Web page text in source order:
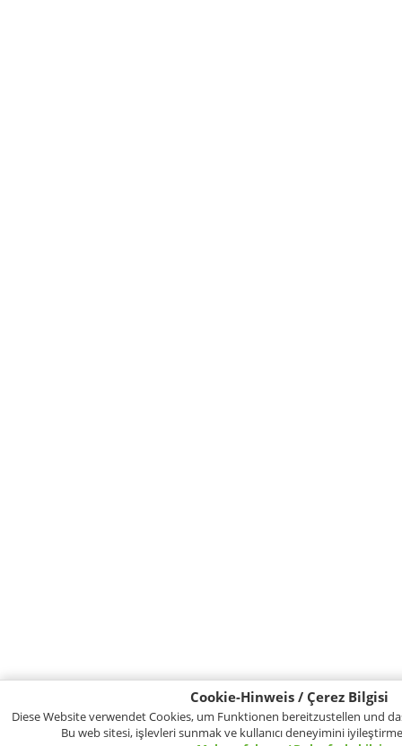
Cookie-Hinweis / Çerez Bilgisi
Diese Website verwendet Cookies, um Funktionen bereitzustellen und
Bu web sitesi, işlevleri sunmak ve kullanıcı deneyimini